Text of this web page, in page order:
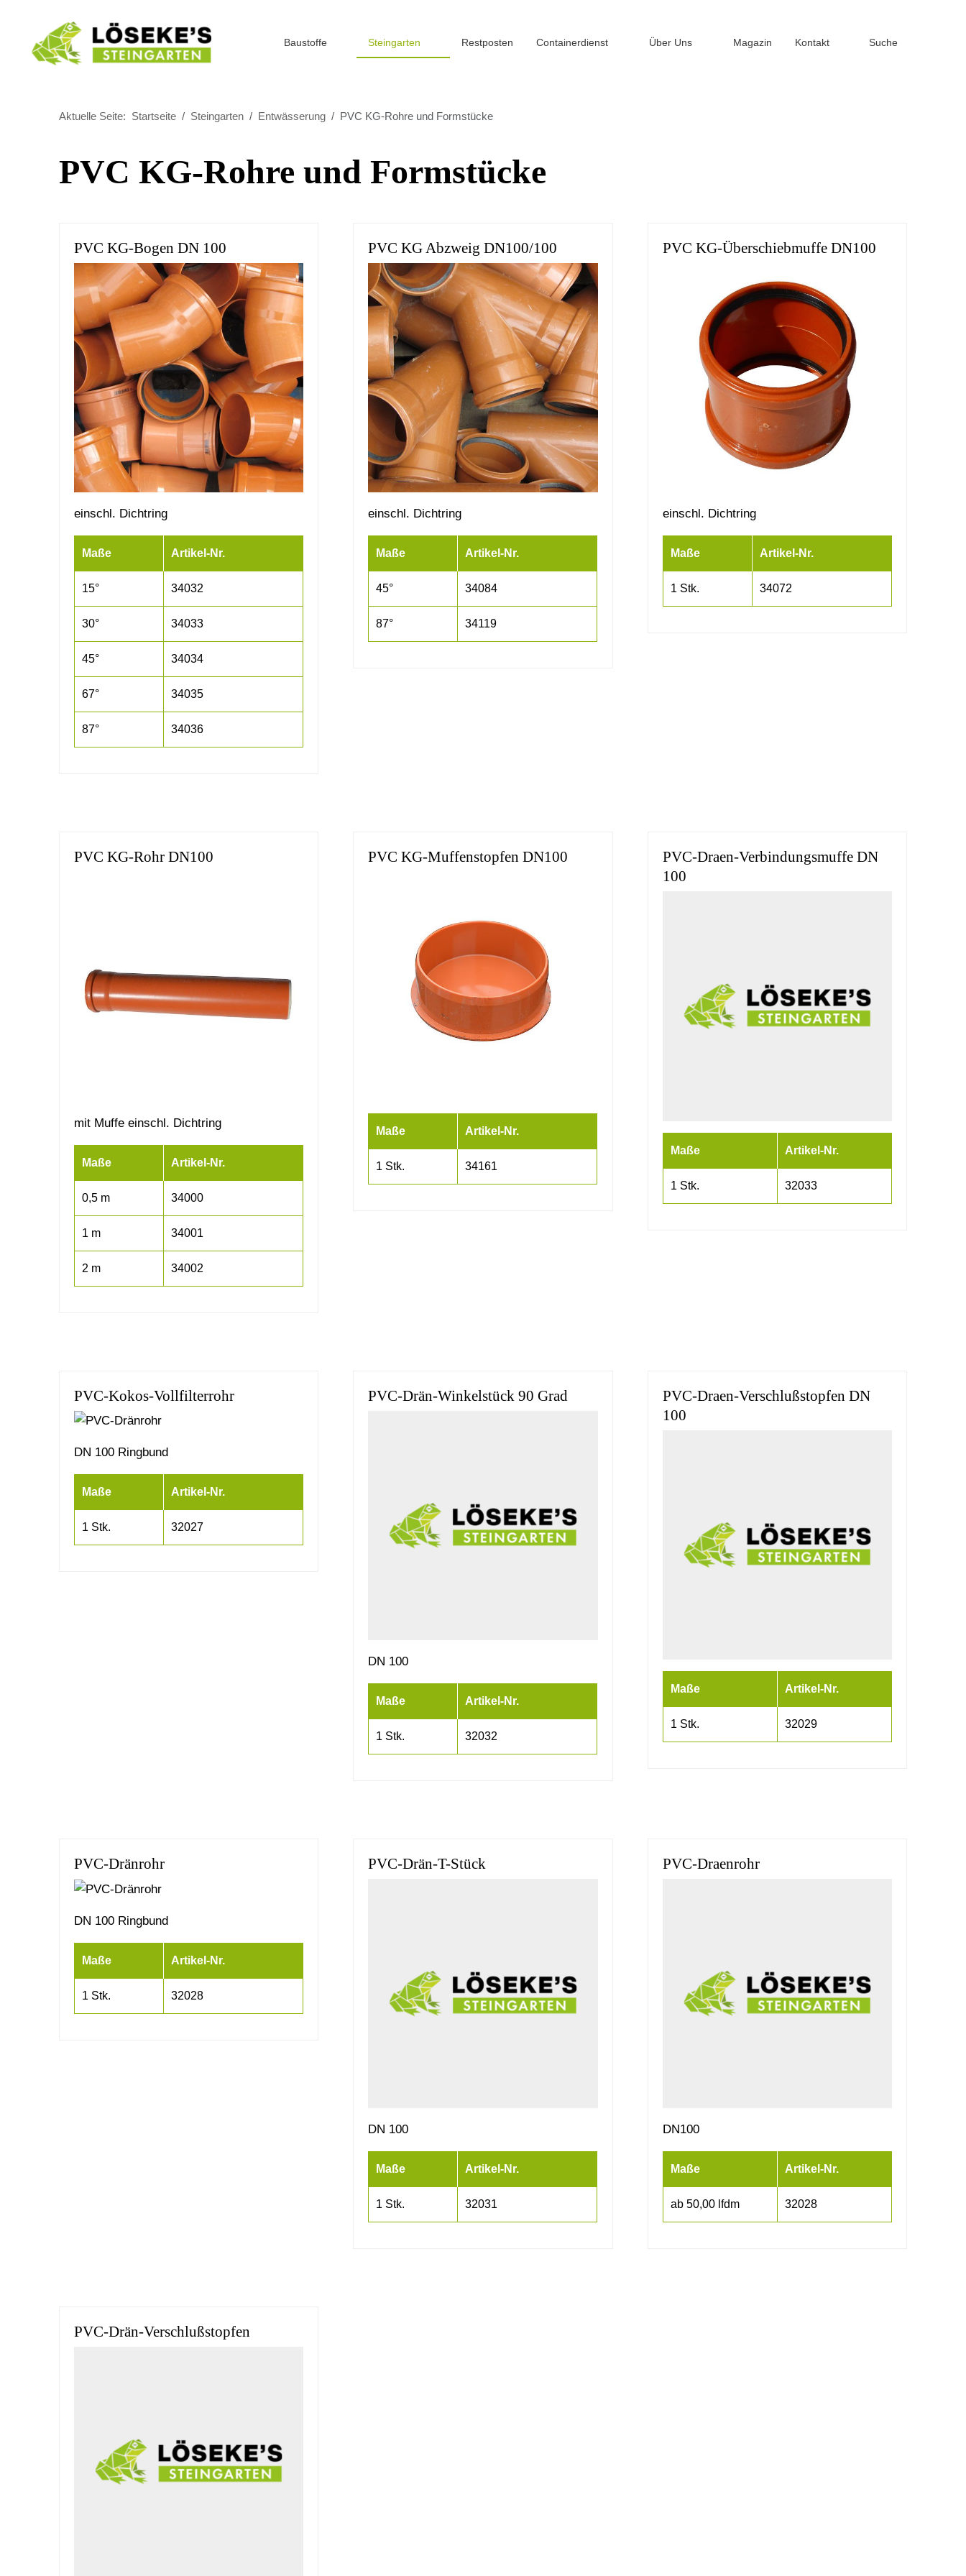
Baustoffe Steingarten Restposten Containerdienst Über Uns Magazin Kontakt Suche
Aktuelle Seite: Startseite Steingarten Entwässerung PVC KG-Rohre und Formstücke
PVC KG-Rohre und Formstücke
PVC KG-Bogen DN 100
einschl. Dichtring
Maße Artikel-Nr.
15° 34032
30° 34033
45° 34034
67° 34035
87° 34036
PVC KG Abzweig DN100/100
einschl. Dichtring
Maße Artikel-Nr.
45° 34084
87° 34119
PVC KG-Überschiebmuffe DN100
einschl. Dichtring
Maße Artikel-Nr.
1 Stk. 34072
PVC KG-Rohr DN100
mit Muffe einschl. Dichtring
Maße Artikel-Nr.
0,5 m 34000
1 m 34001
2 m 34002
PVC KG-Muffenstopfen DN100
Maße Artikel-Nr.
1 Stk. 34161
PVC-Draen-Verbindungsmuffe DN
100
Maße Artikel-Nr.
1 Stk. 32033
PVC-Kokos-Vollfilterrohr
DN 100 Ringbund
Maße Artikel-Nr.
1 Stk. 32027
PVC-Drän-Winkelstück 90 Grad
DN 100
Maße Artikel-Nr.
1 Stk. 32032
PVC-Draen-Verschlußstopfen DN
100
Maße Artikel-Nr.
1 Stk. 32029
PVC-Dränrohr
DN 100 Ringbund
Maße Artikel-Nr.
1 Stk. 32028
PVC-Drän-T-Stück
DN 100
Maße Artikel-Nr.
1 Stk. 32031
PVC-Draenrohr
DN100
Maße Artikel-Nr.
ab 50,00 lfdm 32028
PVC-Drän-Verschlußstopfen